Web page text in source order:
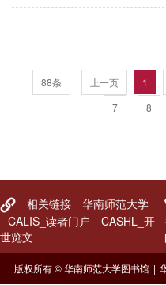
88条 上一页 1
7
8
相关链接
华南师范大学
CALIS_读者门户
CASHL_开
世览文
版权所有 © 华南师范大学图书馆 |